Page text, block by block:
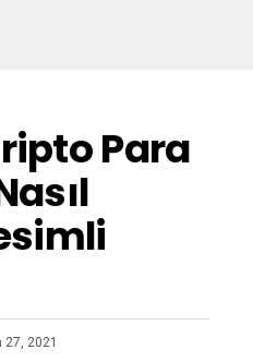
Para
27, 2021